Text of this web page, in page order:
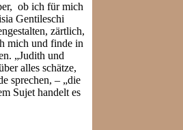
ob ich für mich
Gentileschi
zärtlich,
mich und finde in
„Judith und
alles schätze,
sprechen, – „die
Sujet handelt es